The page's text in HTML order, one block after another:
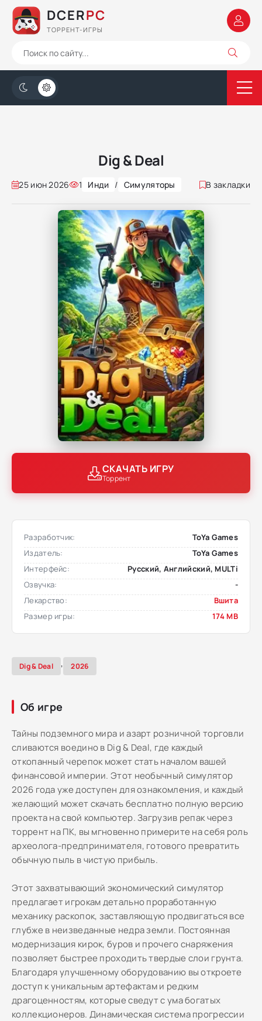
DCERPC
ТОРРЕНТ-ИГРЫ
Dig & Deal
25 июн 2026 1 Инди / Симуляторы В закладки
СКАЧАТЬ ИГРУ
Торрент
Разработчик:
ToYa Games
Издатель:
ToYa Games
Интерфейс:
Русский, Английский, MULTi
Озвучка:
-
Лекарство:
Вшита
Размер игры:
174 MB
Dig & Deal , 2026
Об игре
Тайны подземного мира и азарт розничной торговли
сливаются воедино в Dig & Deal, где каждый
откопанный черепок может стать началом вашей
финансовой империи. Этот необычный симулятор
2026 года уже доступен для ознакомления, и каждый
желающий может скачать бесплатно полную версию
проекта на свой компьютер. Загрузив репак через
торрент на ПК, вы мгновенно примерите на себя роль
археолога-предпринимателя, готового превратить
обычную пыль в чистую прибыль.
Этот захватывающий экономический симулятор
предлагает игрокам детально проработанную
механику раскопок, заставляющую продвигаться все
глубже в неизведанные недра земли. Постоянная
модернизация кирок, буров и прочего снаряжения
позволяет быстрее проходить твердые слои грунта.
Благодаря улучшенному оборудованию вы откроете
доступ к уникальным артефактам и редким
драгоценностям, которые сведут с ума богатых
коллекционеров. Динамическая система прогрессии